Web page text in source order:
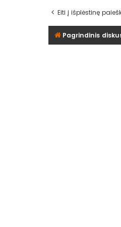
Eiti į išplėstinę
Pagrindinis